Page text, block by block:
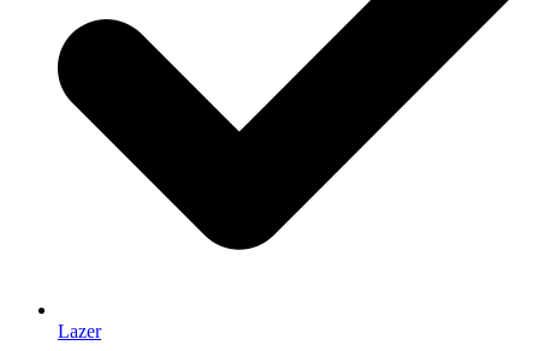
Lazer